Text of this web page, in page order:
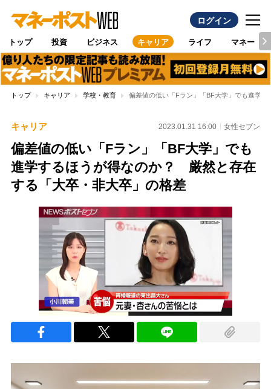
ログイン
トップ 投資 ビジネス キャリア ライフ マネー
トップ キャリア 学校・教育 偏差値の低い「Fラン」「BF大学」でも進学
キャリア 2023.01.31 16:00 女性セブン
偏差値の低い「Fラン」「BF大学」でも
進学するほうが得なのか？ 厳然と存在
する「大卒・非大卒」の格差